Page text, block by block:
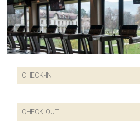
CENTAR